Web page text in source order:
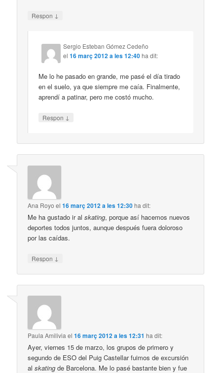
Respon ↓
Sergio Esteban Gómez Cedeño
el16 març 2012 a les 12:40ha dit:
Me lo he pasado en grande, me pasé el día tirado
en el suelo, ya que siempre me caía. Finalmente,
aprendí a patinar, pero me costó mucho.
Respon ↓
Ana Royo el16 març 2012 a les 12:30ha dit:
Me ha gustado ir alskating, porque así hacemos nuevos
deportes todos juntos, aunque después fuera doloroso
por las caídas.
Respon ↓
Paula Amilivia el16 març 2012 a les 12:31 ha dit:
Ayer, viernes 15 de marzo, los grupos de primero y
segundo de ESO del Puig Castellar fuimos de excursión
alskating de Barcelona. Me lo pasé bastante bien y fue